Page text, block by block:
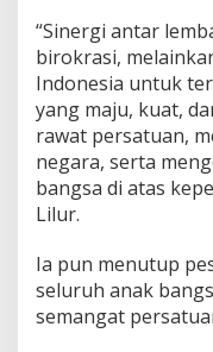
“Sinergi antar
birokrasi,
Indonesia untuk
yang maju, kuat,
rawat persatuan,
negara, serta
bangsa di atas
Lilur.
Ia pun menutup
seluruh anak
semangat